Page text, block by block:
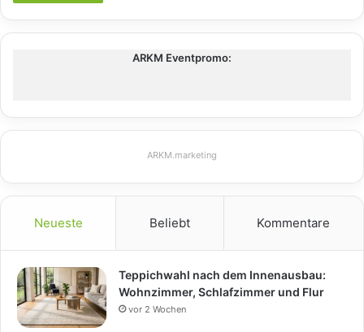
ARKM Eventpromo:
ARKM.marketing
Neueste Beliebt Kommentare
Teppichwahl nach dem Innenausbau:
Wohnzimmer, Schlafzimmer und Flur
vor 2 Wochen